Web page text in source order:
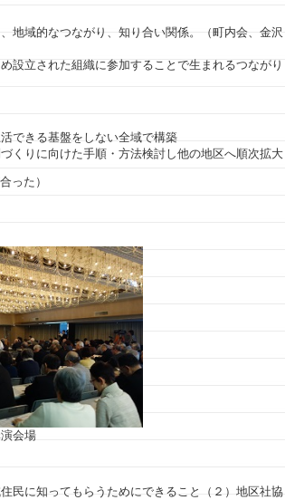
地域的なつながり、知り合い関係。（町内会、金沢
設立された組織に参加することで生まれるつながり
できる基盤をしない全域で構築
くりに向けた手順・方法検討し他の地区へ順次拡大
った）
会場
民に知ってもらうためにできること（２）地区社協